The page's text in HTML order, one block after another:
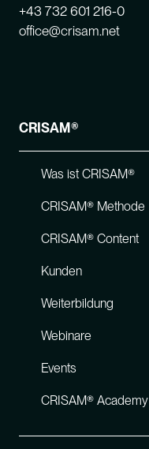
+43 732 601 216-0
office@crisam.net
CRISAM®
Was ist CRISAM®
CRISAM® Methode
CRISAM® Content
Kunden
Weiterbildung
Webinare
Events
CRISAM® Academy